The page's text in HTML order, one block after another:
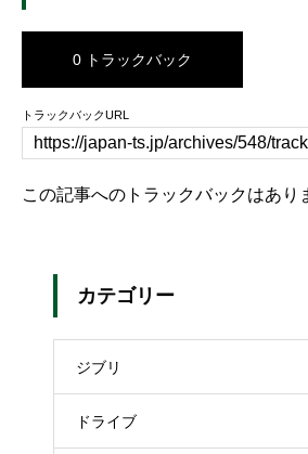
0 トラックバック
トラックバックURL
この記事へのトラックバックはあり
カテゴリー
ジブリ
ドライブ